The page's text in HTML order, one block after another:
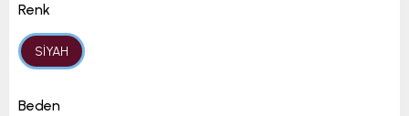
Renk
SİYAH
Beden